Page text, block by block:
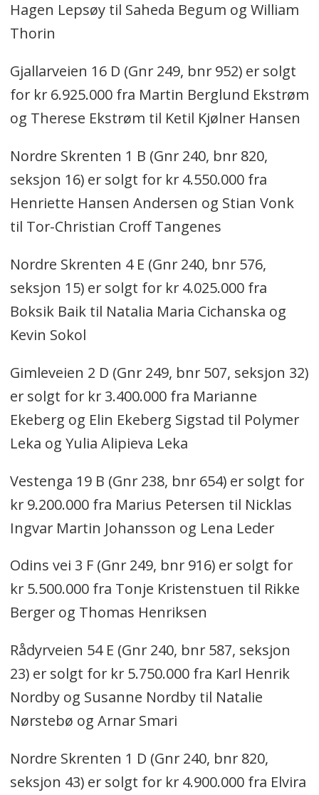
Hagen Lepsøy til Saheda Begum og William
Thorin
Gjallarveien 16 D (Gnr 249, bnr 952) er solgt
for kr 6.925.000 fra Martin Berglund Ekstrøm
og Therese Ekstrøm til Ketil Kjølner Hansen
Nordre Skrenten 1 B (Gnr 240, bnr 820,
seksjon 16) er solgt for kr 4.550.000 fra
Henriette Hansen Andersen og Stian Vonk
til Tor-Christian Croff Tangenes
Nordre Skrenten 4 E (Gnr 240, bnr 576,
seksjon 15) er solgt for kr 4.025.000 fra
Boksik Baik til Natalia Maria Cichanska og
Kevin Sokol
Gimleveien 2 D (Gnr 249, bnr 507, seksjon 32)
er solgt for kr 3.400.000 fra Marianne
Ekeberg og Elin Ekeberg Sigstad til Polymer
Leka og Yulia Alipieva Leka
Vestenga 19 B (Gnr 238, bnr 654) er solgt for
kr 9.200.000 fra Marius Petersen til Nicklas
Ingvar Martin Johansson og Lena Leder
Odins vei 3 F (Gnr 249, bnr 916) er solgt for
kr 5.500.000 fra Tonje Kristenstuen til Rikke
Berger og Thomas Henriksen
Rådyrveien 54 E (Gnr 240, bnr 587, seksjon
23) er solgt for kr 5.750.000 fra Karl Henrik
Nordby og Susanne Nordby til Natalie
Nørstebø og Arnar Smari
Nordre Skrenten 1 D (Gnr 240, bnr 820,
seksjon 43) er solgt for kr 4.900.000 fra Elvira